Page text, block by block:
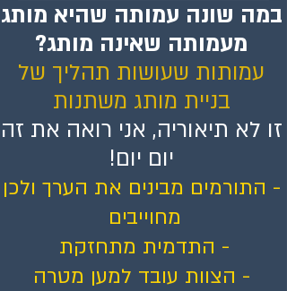
במה שונה עמותה שהיא מותג
מעמותה שאינה מותג?
עמותות שעושות תהליך של
בניית מותג משתנות
זו לא תיאוריה, אני רואה את זה
יום יום!
- התורמים מבינים את הערך ולכן
מחוייבים
- התדמית מתחזקת
- הצוות עובד למען מטרה